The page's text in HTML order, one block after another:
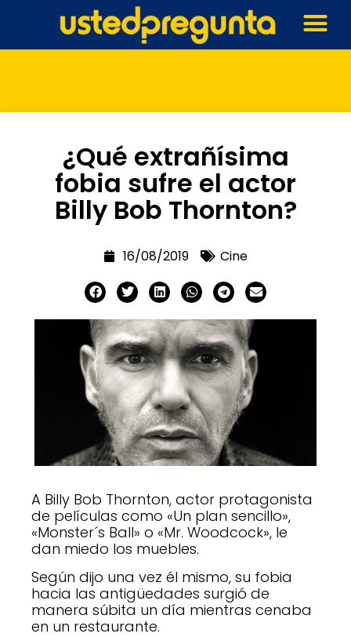
¿Qué extrañísima
fobia sufre el actor
Billy Bob Thornton?
16/08/2019 Cine
A Billy Bob Thornton, actor protagonista
de películas como «Un plan sencillo»,
«Monster´s Ball» o «Mr. Woodcock», le
dan miedo los muebles.
Según dijo una vez él mismo, su fobia
hacia las antigüedades surgió de
manera súbita un día mientras cenaba
en un restaurante.